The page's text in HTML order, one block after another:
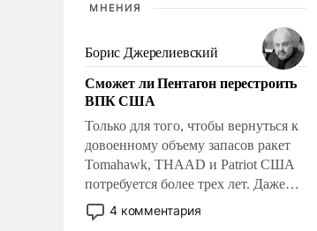
МНЕНИЯ
Борис Джерелиевский
Сможет ли Пентагон перестроить
ВПК США
Только для того, чтобы вернуться к
довоенному объему запасов ракет
Tomahawk, THAAD и Patriot США
потребуется более трех лет. Даже
небольшая война с Ираном
опустошила американские
4 комментария